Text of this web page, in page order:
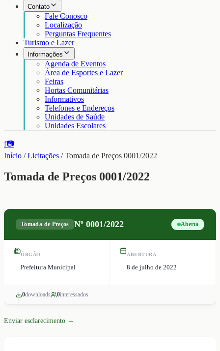
Contato
Fale Conosco
Localização
Perguntas Frequentes
Turismo e Lazer
Informações
Agenda de Eventos
Área de Esportes e Lazer
Feiras
Hortas Comunitárias
Informativos
Telefones e Endereços
Unidades de Saúde
Unidades Escolares
f📷
Início /Licitações /Tomada de Preços 0001/2022
Tomada de Preços 0001/2022
Tomada de Preços Nº 0001/2022 Aberta
ÓRGÃO
Prefeitura Municipal
ABERTURA
8 de julho de 2022
0downloads 0interessados
Enviar esclarecimento →